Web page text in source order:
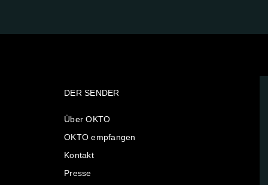
DER SENDER
Über OKTO
OKTO empfangen
Kontakt
Presse